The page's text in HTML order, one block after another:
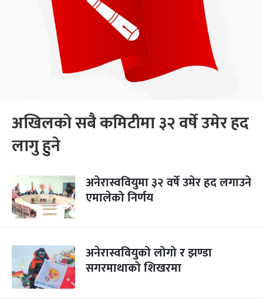
अखिलको सबै कमिटीमा ३२ वर्षे उमेर हद
लागु हुने
अनेरास्ववियुमा ३२ वर्षे उमेर हद लगाउने
एमालेको निर्णय
अनेरास्ववियुको लोगो र झण्डा
सगरमाथाको शिखरमा